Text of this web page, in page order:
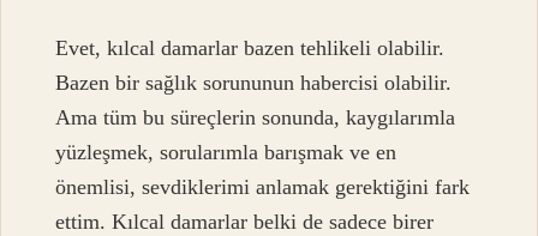
Evet, kılcal damarlar bazen tehlikeli olabilir.
Bazen bir sağlık sorununun habercisi olabilir.
Ama tüm bu süreçlerin sonunda, kaygılarımla
yüzleşmek, sorularımla barışmak ve en
önemlisi, sevdiklerimi anlamak gerektiğini fark
ettim. Kılcal damarlar belki de sadece birer